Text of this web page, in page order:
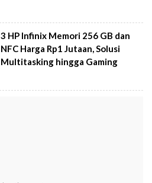
3 HP Infinix Memori 256 GB dan
NFC Harga Rp1 Jutaan, Solusi
Multitasking hingga Gaming